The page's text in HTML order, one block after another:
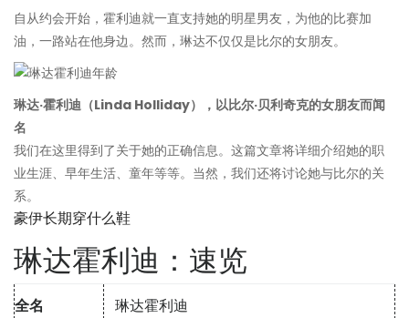
自从约会开始，霍利迪就一直支持她的明星男友，为他的比赛加
油，一路站在他身边。然而，琳达不仅仅是比尔的女朋友。
琳达·霍利迪（Linda Holliday），以比尔·贝利奇克的女朋友而闻
名
我们在这里得到了关于她的正确信息。这篇文章将详细介绍她的职
业生涯、早年生活、童年等等。当然，我们还将讨论她与比尔的关
系。
豪伊长期穿什么鞋
琳达霍利迪：速览
全名 琳达霍利迪